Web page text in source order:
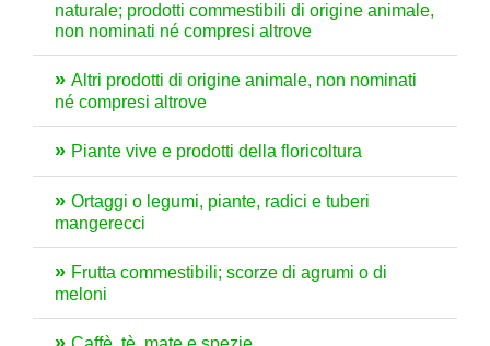
naturale; prodotti commestibili di origine animale,
non nominati né compresi altrove
Altri prodotti di origine animale, non nominati
né compresi altrove
Piante vive e prodotti della floricoltura
Ortaggi o legumi, piante, radici e tuberi
mangerecci
Frutta commestibili; scorze di agrumi o di
meloni